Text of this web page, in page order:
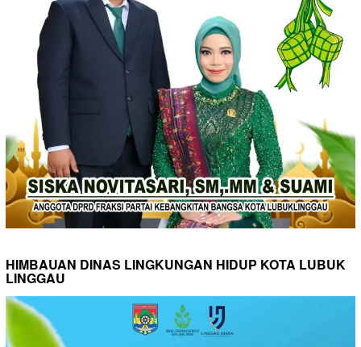
HIMBAUAN DINAS LINGKUNGAN HIDUP KOTA LUBUK
LINGGAU